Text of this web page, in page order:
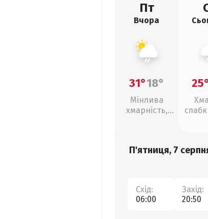
Пт
Вчора
31°18°
Мінлива
хмарність,
25°
П'ятниця, 7
Схід:
06:00
Захід:
20:50